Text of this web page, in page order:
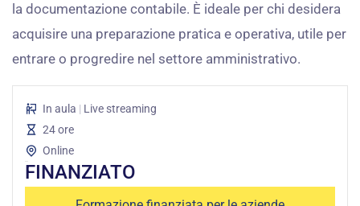
la documentazione contabile. È ideale per chi desidera
acquisire una preparazione pratica e operativa, utile per
entrare o progredire nel settore amministrativo.
In aula | Live streaming
24 ore
Online
FINANZIATO